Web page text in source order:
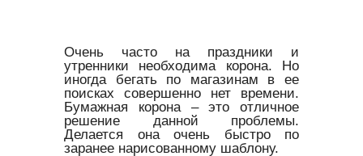
Очень часто на праздники и
утренники необходима корона. Но
иногда бегать по магазинам в ее
поисках совершенно нет времени.
Бумажная корона – это отличное
решение данной проблемы.
Делается она очень быстро по
заранее нарисованному шаблону.